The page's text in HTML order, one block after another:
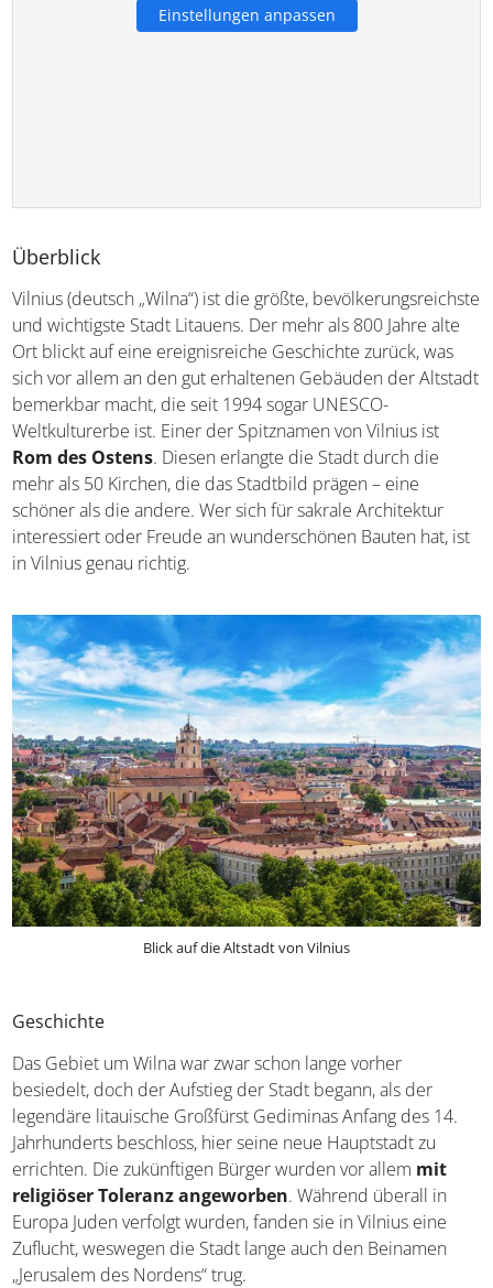
Einstellungen anpassen
Überblick
Vilnius (deutsch „Wilna“) ist die größte, bevölkerungsreichste
und wichtigste Stadt Litauens. Der mehr als 800 Jahre alte
Ort blickt auf eine ereignisreiche Geschichte zurück, was
sich vor allem an den gut erhaltenen Gebäuden der Altstadt
bemerkbar macht, die seit 1994 sogar UNESCO-
Weltkulturerbe ist. Einer der Spitznamen von Vilnius ist
Rom des Ostens. Diesen erlangte die Stadt durch die
mehr als 50 Kirchen, die das Stadtbild prägen – eine
schöner als die andere. Wer sich für sakrale Architektur
interessiert oder Freude an wunderschönen Bauten hat, ist
in Vilnius genau richtig.
Blick auf die Altstadt von Vilnius
Geschichte
Das Gebiet um Wilna war zwar schon lange vorher
besiedelt, doch der Aufstieg der Stadt begann, als der
legendäre litauische Großfürst Gediminas Anfang des 14.
Jahrhunderts beschloss, hier seine neue Hauptstadt zu
errichten. Die zukünftigen Bürger wurden vor allem mit
religiöser Toleranz angeworben. Während überall in
Europa Juden verfolgt wurden, fanden sie in Vilnius eine
Zuflucht, weswegen die Stadt lange auch den Beinamen
„Jerusalem des Nordens“ trug.